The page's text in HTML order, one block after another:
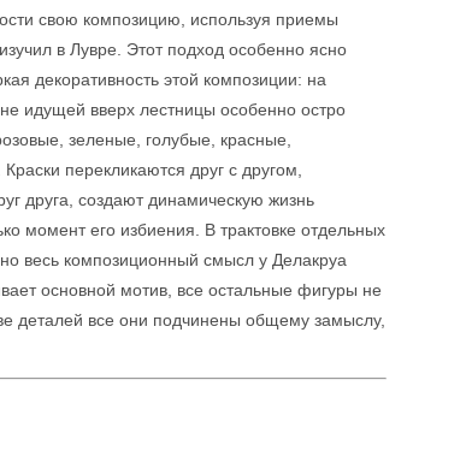
свою композицию, используя приемы
в Лувре. Этот подход особенно ясно
декоративность этой композиции: на
идущей вверх лестницы особенно остро
зеленые, голубые, красные,
перекликаются друг с другом,
друга, создают динамическую жизнь
момент его избиения. В трактовке отдельных
весь композиционный смысл у Делакруа
основной мотив, все остальные фигуры не
деталей все они подчинены общему замыслу,